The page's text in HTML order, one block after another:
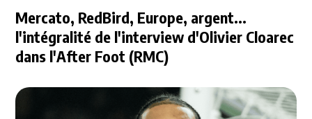
Mercato, RedBird, Europe, argent...
l'intégralité de l'interview d'Olivier Cloarec
dans l'After Foot (RMC)